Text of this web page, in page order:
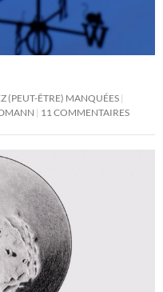
(PEUT-ÊTRE) MANQUÉES
11 COMMENTAIRES